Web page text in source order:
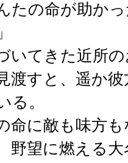
たの命が助か
いてきた近所の
渡すと、遥か
る。
命に敵も味方
野望に燃える